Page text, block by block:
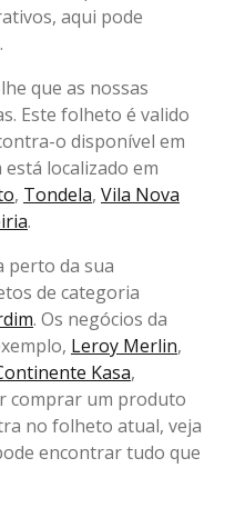
aqui pode
que as nossas
Este folheto é valido
o disponível em
localizado em
, Tondela, Vila Nova
.
perto da sua
de categoria
. Os negócios da
Leroy Merlin,
Kasa,
comprar um produto
no folheto atual, veja
encontrar tudo que